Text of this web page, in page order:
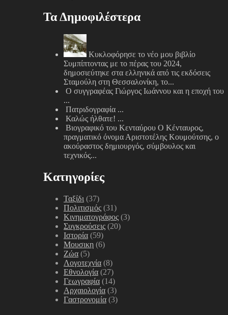
Τα Δημοφιλέστερα
Κυκλοφόρησε το νέο μου βιβλίο
Συμπίπτοντας με το πέρας του 2024,
δημοσιεύτηκε στα ελληνικά από τις εκδόσεις
Σταμούλη στη Θεσσαλονίκη, το...
Ο συγγραφέας Γιώργος Ιωάννου και η εποχή του
...
Πατριδογραφία ...
Καλώς ήλθατε! ...
Βιογραφικό του Κενταύρου Ο Κένταυρος,
πραγματικό όνομα Αριστοτέλης Κουμούτσης, ο
ακούραστος δημιουργός, σύμβουλος και
τεχνικός...
Κατηγορίες
Ταξίδι (37)
Πολιτισμός (31)
Κινηματογράφος (3)
Συγκρούσεις (20)
Ιστορία (59)
Μουσικη (6)
Ζώα (5)
Λογοτεχνία (8)
Εθνολογία (27)
Γεωγραφία (14)
Αρχαιολογία (3)
Γαστρονομία (3)